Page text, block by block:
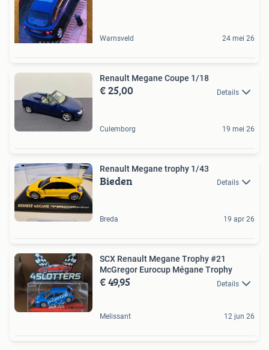
Warnsveld 24 mei 26
Renault Megane Coupe 1/18
€ 25,00 Details
Culemborg 19 mei 26
Renault Megane trophy 1/43
Bieden Details
Breda 19 apr 26
SCX Renault Megane Trophy #21
McGregor Eurocup Mégane Trophy
€ 49,95 Details
Melissant 12 jun 26